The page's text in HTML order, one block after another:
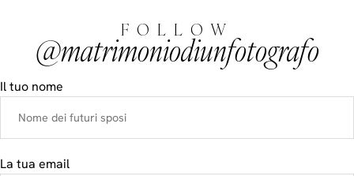
FOLLOW
@matrimoniodiunfotografo
Il tuo nome
La tua email